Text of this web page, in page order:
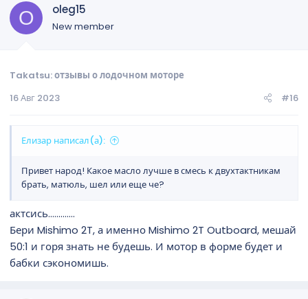
O oleg15
New member
Takatsu: отзывы о лодочном моторе
16 Авг 2023
#16
Елизар написал(а):
Привет народ! Какое масло лучше в смесь к двухтактникам
брать, матюль, шел или еще че?
актсись.............
Бери Mishimo 2T, а именно Mishimo 2T Outboard, мешай
50:1 и горя знать не будешь. И мотор в форме будет и
бабки сэкономишь.